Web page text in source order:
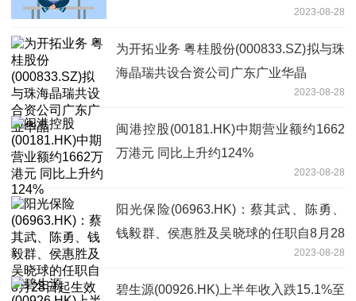
2023-08-28
为开拓业务 粤桂股份(000833.SZ)拟与珠
海晶瑞共设合资公司广东广业华晶
2023-08-28
闽港控股(00181.HK)中期营业额约1662
万港元 同比上升约124%
2023-08-28
阳光保险(06963.HK)：蔡其武、陈勇、
钱毅群、侯惠胜及吴晓球的任职自8月28
2023-08-28
碧生源(00926.HK)上半年收入跌15.1%至